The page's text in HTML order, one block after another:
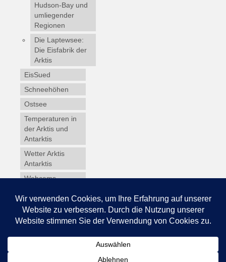
Hudson-Bay und
umliegender
Regionen
Die Laptewsee:
Die Eisfabrik der
Arktis
EisSued
Schneehöhen
Ostsee
Temperaturen in
der Arktis und
Antarktis
Wetter Arktis
Antarktis
Webcams
Winterdienst
Glossar
Datenschutz